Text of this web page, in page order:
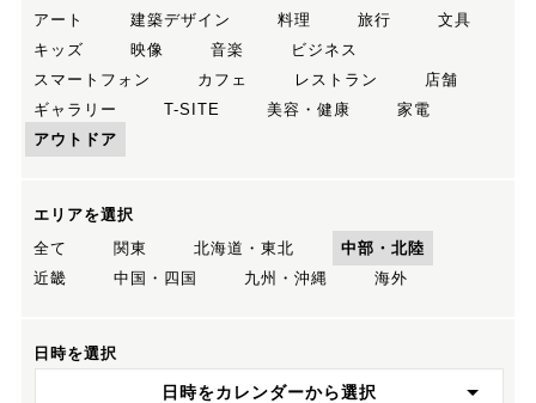
アート
建築デザイン 料理 旅行
文具
キッズ
映像 音楽
ビジネス
スマートフォン
カフェ レストラン
店舗
ギャラリー
T-SITE 美容・健康
家電
アウトドア
エリアを選択
全て
関東 北海道・東北
中部・北陸
近畿
中国・四国 九州・沖縄 海外
日時を選択
日時をカレンダーから選択